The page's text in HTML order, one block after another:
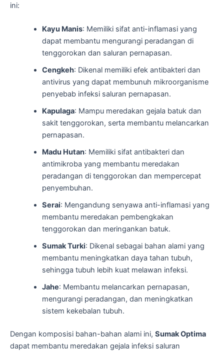
ini:
Kayu Manis: Memiliki sifat anti-inflamasi yang
dapat membantu mengurangi peradangan di
tenggorokan dan saluran pernapasan.
Cengkeh: Dikenal memiliki efek antibakteri dan
antivirus yang dapat membunuh mikroorganisme
penyebab infeksi saluran pernapasan.
Kapulaga: Mampu meredakan gejala batuk dan
sakit tenggorokan, serta membantu melancarkan
pernapasan.
Madu Hutan: Memiliki sifat antibakteri dan
antimikroba yang membantu meredakan
peradangan di tenggorokan dan mempercepat
penyembuhan.
Serai: Mengandung senyawa anti-inflamasi yang
membantu meredakan pembengkakan
tenggorokan dan meringankan batuk.
Sumak Turki: Dikenal sebagai bahan alami yang
membantu meningkatkan daya tahan tubuh,
sehingga tubuh lebih kuat melawan infeksi.
Jahe: Membantu melancarkan pernapasan,
mengurangi peradangan, dan meningkatkan
sistem kekebalan tubuh.
Dengan komposisi bahan-bahan alami ini, Sumak Optima
dapat membantu meredakan gejala infeksi saluran